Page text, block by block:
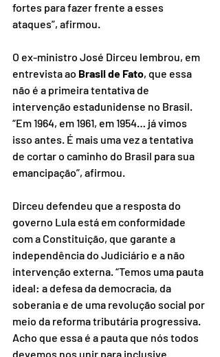
fortes para fazer frente a esses
ataques”, afirmou.
O ex-ministro José Dirceu lembrou, em
entrevista ao Brasil de Fato, que essa
não é a primeira tentativa de
intervenção estadunidense no Brasil.
“Em 1964, em 1961, em 1954… já vimos
isso antes. É mais uma vez a tentativa
de cortar o caminho do Brasil para sua
emancipação”, afirmou.
Dirceu defendeu que a resposta do
governo Lula está em conformidade
com a Constituição, que garante a
independência do Judiciário e a não
intervenção externa. “Temos uma pauta
ideal: a defesa da democracia, da
soberania e de uma revolução social por
meio da reforma tributária progressiva.
Acho que essa é a pauta que nós todos
devemos nos unir para inclusive